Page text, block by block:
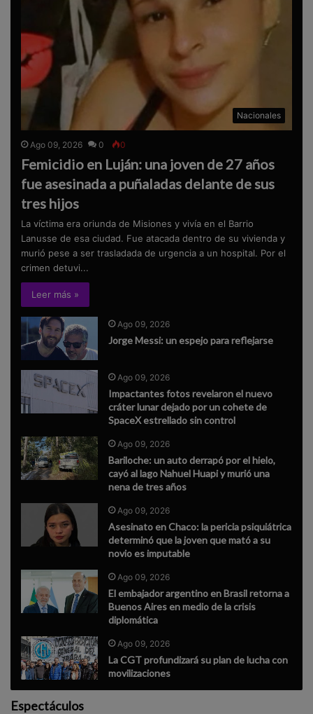
Nacionales
Ago 09, 2026 0 0
Femicidio en Luján: una joven de 27 años
fue asesinada a puñaladas delante de sus
tres hijos
La víctima era oriunda de Misiones y vivía en el Barrio
Lanusse de esa ciudad. Fue atacada dentro de su vivienda y
murió pese a ser trasladada de urgencia a un hospital. Por el
crimen detuvi...
Leer más »
Ago 09, 2026
Jorge Messi: un espejo para reflejarse
Ago 09, 2026
Impactantes fotos revelaron el nuevo
cráter lunar dejado por un cohete de
SpaceX estrellado sin control
Ago 09, 2026
Bariloche: un auto derrapó por el hielo,
cayó al lago Nahuel Huapi y murió una
nena de tres años
Ago 09, 2026
Asesinato en Chaco: la pericia psiquiátrica
determinó que la joven que mató a su
novio es imputable
Ago 09, 2026
El embajador argentino en Brasil retorna a
Buenos Aires en medio de la crisis
diplomática
Ago 09, 2026
La CGT profundizará su plan de lucha con
movilizaciones
Espectáculos